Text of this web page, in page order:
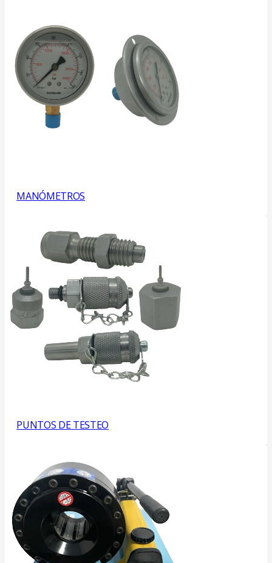
MANÓMETROS
PUNTOS DE TESTEO